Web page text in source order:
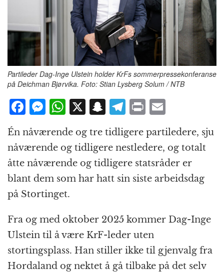
Partileder Dag-Inge Ulstein holder KrFs sommerpressekonferanse
på Deichman Bjørvika. Foto: Stian Lysberg Solum / NTB
F
a
c
e
b
o
o
k
M
ss
e
n
g
e
r
W
h
at
s
A
p
p
X S
n
a
p
c
h
T
e
g
r
a
P
n
t
m
ai
l
Én nåværende og tre tidligere partiledere, sju
nåværende og tidligere nestledere, og totalt
åtte nåværende og tidligere statsråder er
blant dem som har hatt sin siste arbeidsdag
på Stortinget.
Fra og med oktober 2025 kommer Dag-Inge
Ulstein til å være KrF-leder uten
stortingsplass. Han stiller ikke til gjenvalg fra
Hordaland og nektet å gå tilbake på det selv